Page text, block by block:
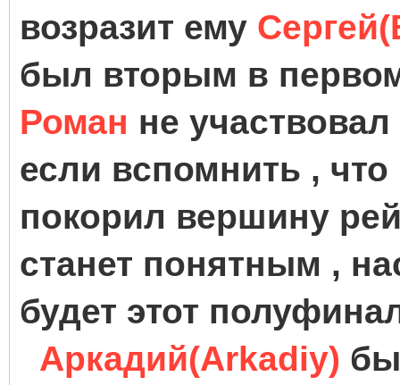
возразит ему
был вторым в
Роман не
если вспомнить ,
покорил вершину
станет понятным ,
будет этот
Аркадий(Arkadiy)